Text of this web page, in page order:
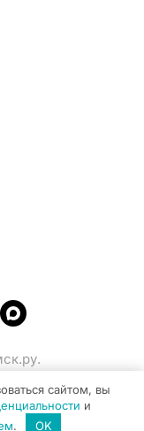
и массовых
сайтом, вы
и
. OK